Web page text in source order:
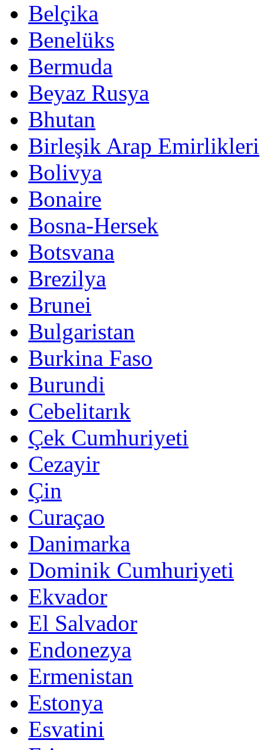
Belçika
Benelüks
Bermuda
Beyaz Rusya
Bhutan
Birleşik Arap Emirlikleri
Bolivya
Bonaire
Bosna-Hersek
Botsvana
Brezilya
Brunei
Bulgaristan
Burkina Faso
Burundi
Cebelitarık
Çek Cumhuriyeti
Cezayir
Çin
Curaçao
Danimarka
Dominik Cumhuriyeti
Ekvador
El Salvador
Endonezya
Ermenistan
Estonya
Esvatini